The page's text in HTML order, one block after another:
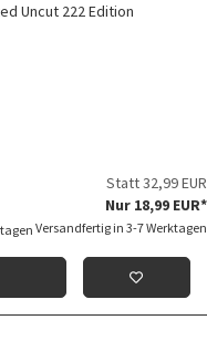
Uncut 222 Edition
Statt 32,99 EUR
Nur 18,99 EUR*
Versandfertig in 3-7 Werktagen